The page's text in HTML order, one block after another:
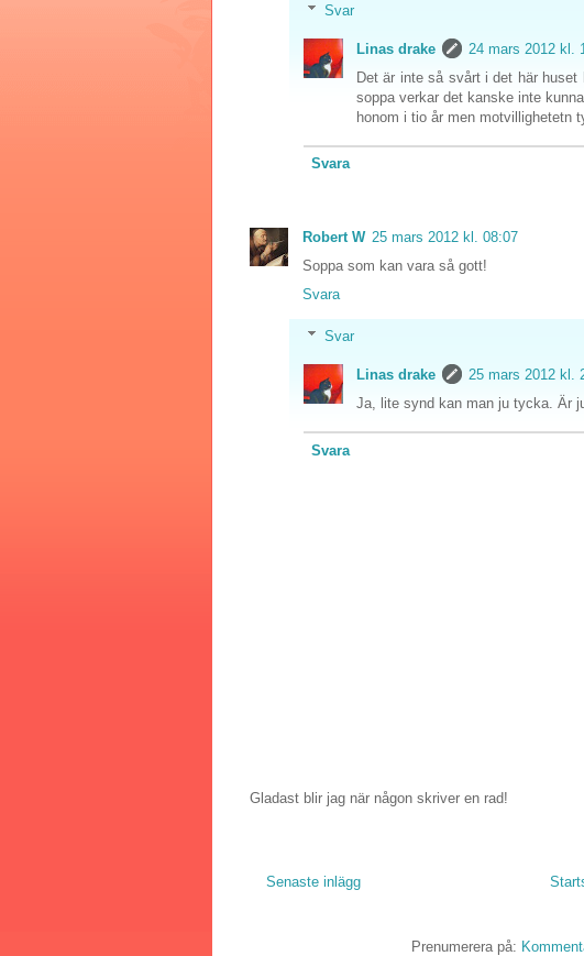
Svar
Linas drake
24 mars 2012 kl.
Det är inte så svårt i det här
soppa verkar det kanske inte
honom i tio år men motvillighetetn
Svara
Robert W 25 mars 2012 kl. 08:07
Soppa som kan vara så gott!
Svara
Svar
Linas drake
25 mars 2012 kl.
Ja, lite synd kan man ju tycka. Är
Svara
Gladast blir jag när någon skriver en rad!
Senaste inlägg
Prenumerera på: